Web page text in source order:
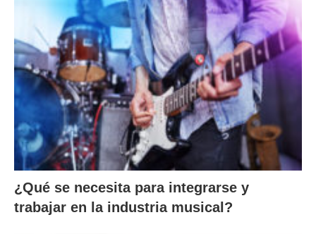
¿Qué se necesita para integrarse y
trabajar en la industria musical?